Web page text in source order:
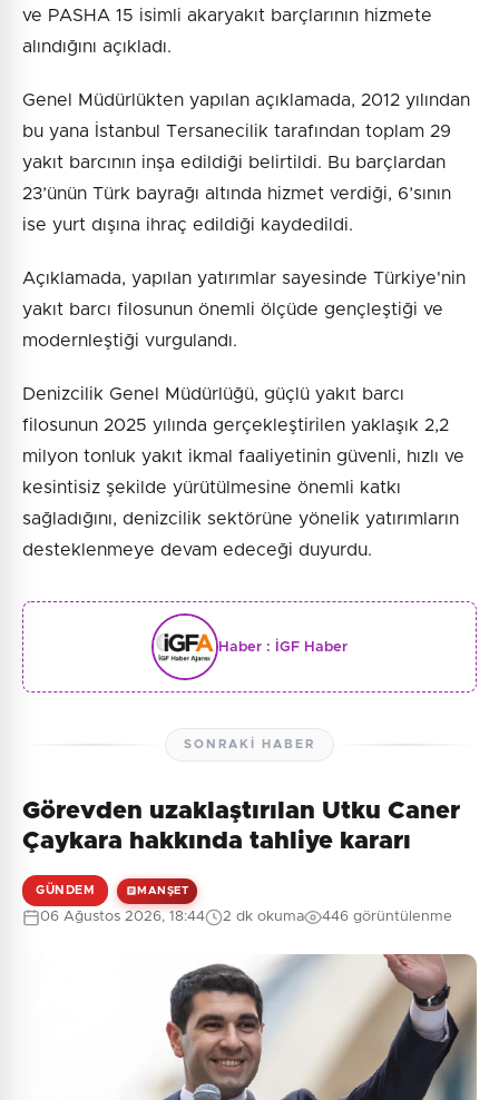
ve PASHA 15 isimli akaryakıt barçlarının hizmete
alındığını açıkladı.
Genel Müdürlükten yapılan açıklamada, 2012 yılından
bu yana İstanbul Tersanecilik tarafından toplam 29
yakıt barcının inşa edildiği belirtildi. Bu barçlardan
23’ünün Türk bayrağı altında hizmet verdiği, 6’sının
ise yurt dışına ihraç edildiği kaydedildi.
Açıklamada, yapılan yatırımlar sayesinde Türkiye'nin
yakıt barcı filosunun önemli ölçüde gençleştiği ve
modernleştiği vurgulandı.
Denizcilik Genel Müdürlüğü, güçlü yakıt barcı
filosunun 2025 yılında gerçekleştirilen yaklaşık 2,2
milyon tonluk yakıt ikmal faaliyetinin güvenli, hızlı ve
kesintisiz şekilde yürütülmesine önemli katkı
sağladığını, denizcilik sektörüne yönelik yatırımların
desteklenmeye devam edeceği duyurdu.
Haber : İGF Haber
SONRAKI HABER
Görevden uzaklaştırılan Utku Caner
Çaykara hakkında tahliye kararı
GÜNDEM MANŞET
06 Ağustos 2026, 18:44 2 dk okuma 446 görüntülenme